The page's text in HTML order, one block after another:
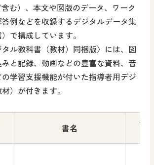
む）、本文や図版のデータ、ワーク
例などを収録するデジタルデータ集
で構成しています。
タル教科書（教材）同梱版〉には、図
と記録、動画などの豊富な資料、音
学習支援機能が付いた指導者用デジ
）が付きます。
書名
使